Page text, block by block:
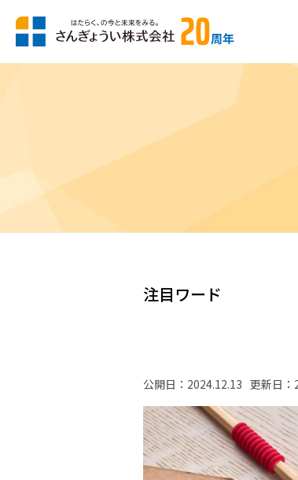
注目ワード
公開日： 2024.12.13 更新日：